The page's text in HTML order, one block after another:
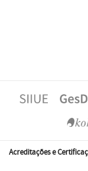
Acreditações e